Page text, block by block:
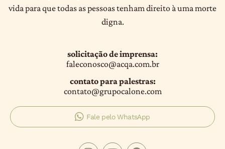
vida para que todas as pessoas tenham direito à uma morte
digna.
solicitação de imprensa:
faleconosco@acqa.com.br
contato para palestras:
contato@grupocalone.com
Fale pelo WhatsApp